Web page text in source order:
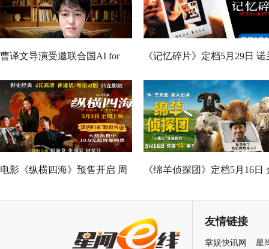
曹译文导演受邀联合国AI for
Good全球峰会 以AI影像传递向
善力量
《记忆碎片》定档5月29日 诺
神作IMAX首次量身定制
电影《纵横四海》预售开启 周 《绵羊侦探团》定档5月16日
友情链接
掌娱快讯网
星